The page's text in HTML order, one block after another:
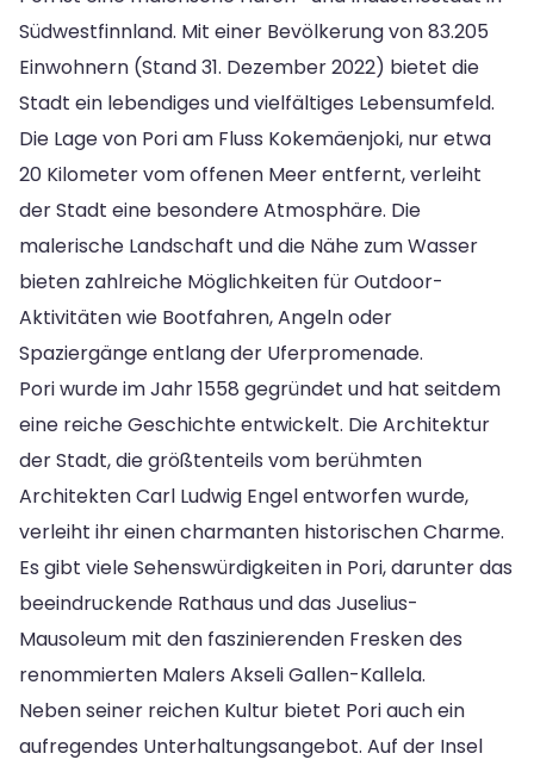
Südwestfinnland. Mit einer Bevölkerung von 83.205
Einwohnern (Stand 31. Dezember 2022) bietet die
Stadt ein lebendiges und vielfältiges Lebensumfeld.
Die Lage von Pori am Fluss Kokemäenjoki, nur etwa
20 Kilometer vom offenen Meer entfernt, verleiht
der Stadt eine besondere Atmosphäre. Die
malerische Landschaft und die Nähe zum Wasser
bieten zahlreiche Möglichkeiten für Outdoor-
Aktivitäten wie Bootfahren, Angeln oder
Spaziergänge entlang der Uferpromenade.
Pori wurde im Jahr 1558 gegründet und hat seitdem
eine reiche Geschichte entwickelt. Die Architektur
der Stadt, die größtenteils vom berühmten
Architekten Carl Ludwig Engel entworfen wurde,
verleiht ihr einen charmanten historischen Charme.
Es gibt viele Sehenswürdigkeiten in Pori, darunter das
beeindruckende Rathaus und das Juselius-
Mausoleum mit den faszinierenden Fresken des
renommierten Malers Akseli Gallen-Kallela.
Neben seiner reichen Kultur bietet Pori auch ein
aufregendes Unterhaltungsangebot. Auf der Insel